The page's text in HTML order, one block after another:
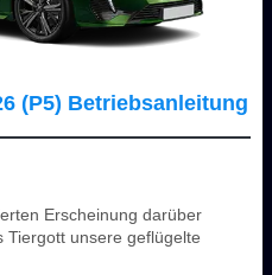
(P5) Betriebsanleitung
Erscheinung darüber
Tiergott unsere geflügelte